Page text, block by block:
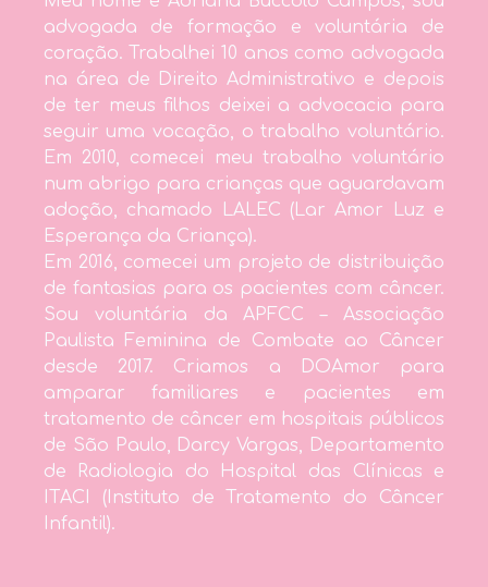
advogada de formação e voluntária de
coração. Trabalhei 10 anos como advogada
na área de Direito Administrativo e depois
de ter meus filhos deixei a advocacia para
seguir uma vocação, o trabalho voluntário.
Em 2010, comecei meu trabalho voluntário
num abrigo para crianças que aguardavam
adoção, chamado LALEC (Lar Amor Luz e
Esperança da Criança).
Em 2016, comecei um projeto de distribuição
de fantasias para os pacientes com câncer.
Sou voluntária da APFCC – Associação
Paulista Feminina de Combate ao Câncer
desde 2017. Criamos a DOAmor para
amparar familiares e pacientes em
tratamento de câncer em hospitais públicos
de São Paulo, Darcy Vargas, Departamento
de Radiologia do Hospital das Clínicas e
ITACI (Instituto de Tratamento do Câncer
Infantil).